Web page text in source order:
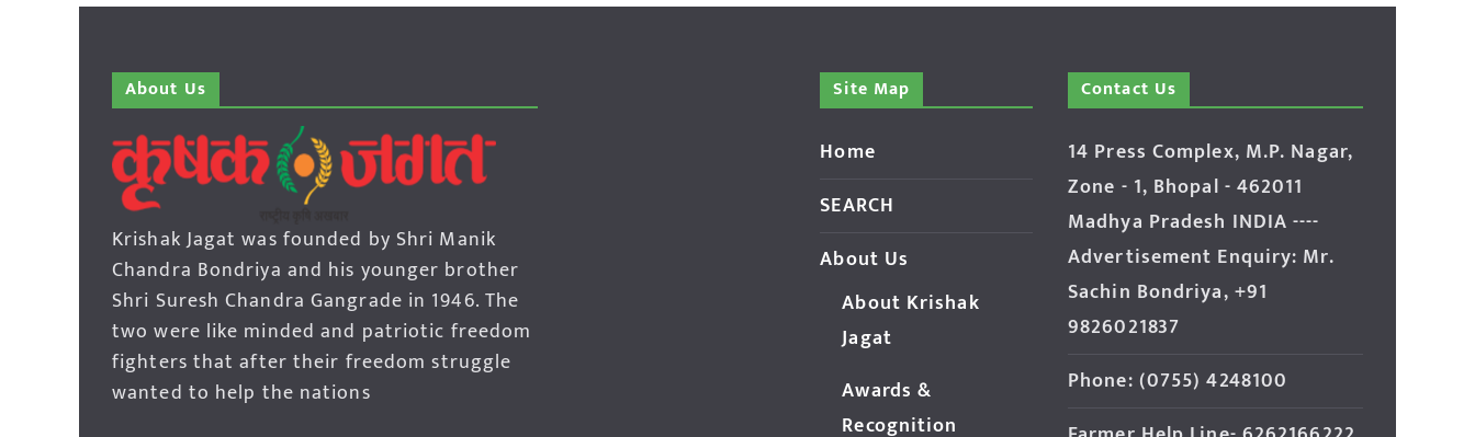
About Us
Krishak Jagat was founded by Shri Manik
Chandra Bondriya and his younger brother
Shri Suresh Chandra Gangrade in 1946. The
two were like minded and patriotic freedom
fighters that after their freedom struggle
wanted to help the nations
Site Map
Home
SEARCH
About Us
About Krishak
Jagat
Awards &
Recognition
Contact Us
14 Press Complex, M.P. Nagar,
Zone - 1, Bhopal - 462011
Madhya Pradesh INDIA ----
Advertisement Enquiry: Mr.
Sachin Bondriya, +91
9826021837
Phone: (0755) 4248100